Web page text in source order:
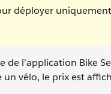
déployer
de l’application Bike
vélo, le prix est